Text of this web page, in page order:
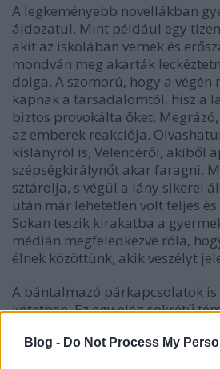
Blog - Do Not Process My
A legkeményebb novellákban
áldozatul. Mint például egy
akit az iskolában vernek és
mondván meg akarták
dolga. A szomorú, hogy a végén
kapnak a társadalomtól, hisz a
biztos provokálta őket.
az emberek reakciója.
kislányról is, Velencéről, akiből
szépségkirálynőt akar faragni.
sztárolja, s végül a lány sikerei
után már lehetetlen volt teljes
Sokan teszik kirakatba a
médián megfeledkezve róla,
élnek közöttünk, akik veszélyt
A bántalmazó párkapcsolatok
kötetben. Ez egy elég sokrétű
élethelyzetben bonyolult érzelmi
fenn. Az ilyen férfiak birtokolni